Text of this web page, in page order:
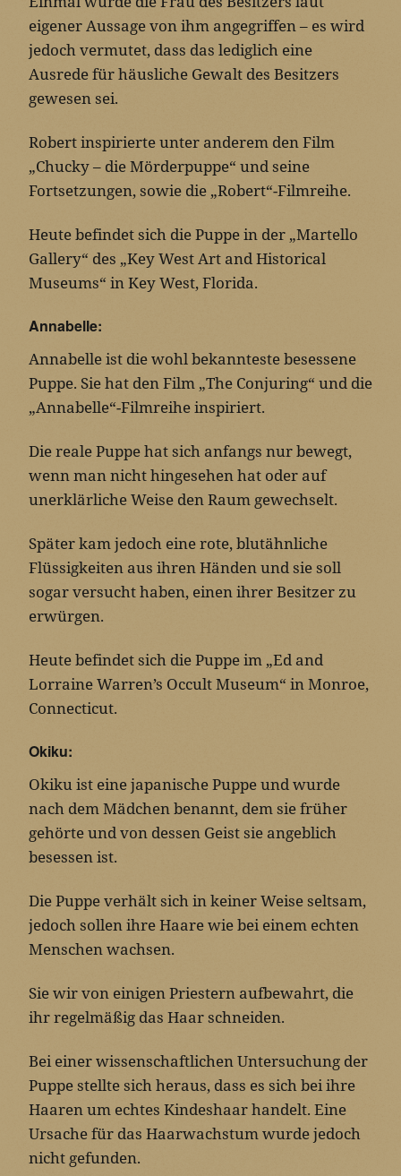
eigener Aussage von ihm angegriffen – es wird
jedoch vermutet, dass das lediglich eine
Ausrede für häusliche Gewalt des Besitzers
gewesen sei.
Robert inspirierte unter anderem den Film
„Chucky – die Mörderpuppe“ und seine
Fortsetzungen, sowie die „Robert“-Filmreihe.
Heute befindet sich die Puppe in der „Martello
Gallery“ des „Key West Art and Historical
Museums“ in Key West, Florida.
Annabelle:
Annabelle ist die wohl bekannteste besessene
Puppe. Sie hat den Film „The Conjuring“ und die
„Annabelle“-Filmreihe inspiriert.
Die reale Puppe hat sich anfangs nur bewegt,
wenn man nicht hingesehen hat oder auf
unerklärliche Weise den Raum gewechselt.
Später kam jedoch eine rote, blutähnliche
Flüssigkeiten aus ihren Händen und sie soll
sogar versucht haben, einen ihrer Besitzer zu
erwürgen.
Heute befindet sich die Puppe im „Ed and
Lorraine Warren’s Occult Museum“ in Monroe,
Connecticut.
Okiku:
Okiku ist eine japanische Puppe und wurde
nach dem Mädchen benannt, dem sie früher
gehörte und von dessen Geist sie angeblich
besessen ist.
Die Puppe verhält sich in keiner Weise seltsam,
jedoch sollen ihre Haare wie bei einem echten
Menschen wachsen.
Sie wir von einigen Priestern aufbewahrt, die
ihr regelmäßig das Haar schneiden.
Bei einer wissenschaftlichen Untersuchung der
Puppe stellte sich heraus, dass es sich bei ihre
Haaren um echtes Kindeshaar handelt. Eine
Ursache für das Haarwachstum wurde jedoch
nicht gefunden.